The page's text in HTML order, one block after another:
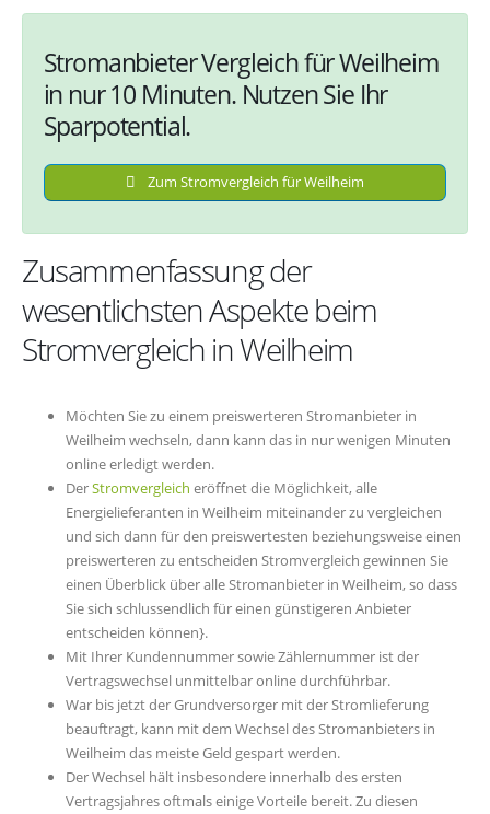
Stromanbieter Vergleich für Weilheim
in nur 10 Minuten. Nutzen Sie Ihr
Sparpotential.
Zum Stromvergleich für Weilheim
Zusammenfassung der
wesentlichsten Aspekte beim
Stromvergleich in Weilheim
Möchten Sie zu einem preiswerteren Stromanbieter in
Weilheim wechseln, dann kann das in nur wenigen Minuten
online erledigt werden.
DerStromvergleich eröffnet die Möglichkeit, alle
Energielieferanten in Weilheim miteinander zu vergleichen
und sich dann für den preiswertesten beziehungsweise einen
preiswerteren zu entscheiden Stromvergleich gewinnen Sie
einen Überblick über alle Stromanbieter in Weilheim, so dass
Sie sich schlussendlich für einen günstigeren Anbieter
entscheiden können}.
Mit Ihrer Kundennummer sowie Zählernummer ist der
Vertragswechsel unmittelbar online durchführbar.
War bis jetzt der Grundversorger mit der Stromlieferung
beauftragt, kann mit dem Wechsel des Stromanbieters in
Weilheim das meiste Geld gespart werden.
Der Wechsel hält insbesondere innerhalb des ersten
Vertragsjahres oftmals einige Vorteile bereit. Zu diesen